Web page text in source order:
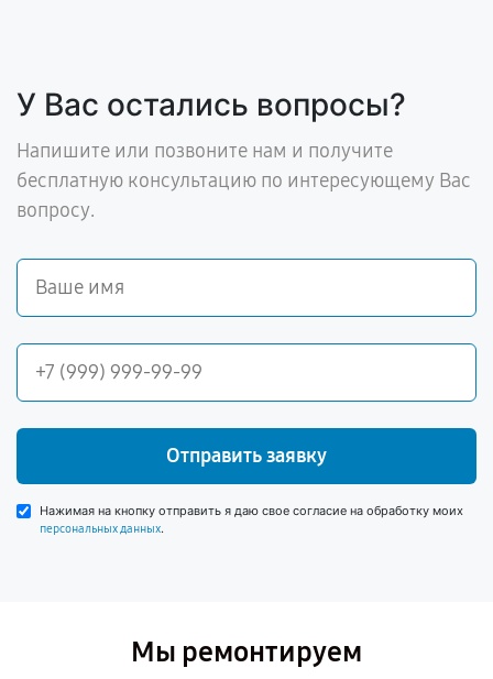
У Вас остались вопросы?
Напишите или позвоните нам и получите
бесплатную консультацию по интересующему Вас
вопросу.
Отправить заявку
Нажимая на кнопку отправить я даю свое согласие на обработку моих
персональных данных.
Мы ремонтируем